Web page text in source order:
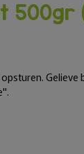
500gr
Gelieve